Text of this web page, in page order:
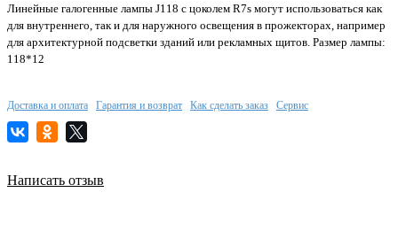
Линейные галогенные лампы J118 с цоколем R7s могут использоваться как
для внутреннего, так и для наружного освещения в прожекторах, например
для архитектурной подсветки зданий или рекламных щитов. Размер лампы:
118*12
Доставка и оплата Гарантия и возврат Как сделать заказ Сервис
Написать отзыв